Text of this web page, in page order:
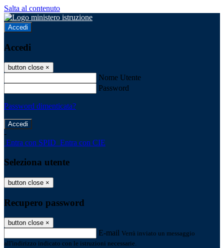
Salta al contenuto
Accedi
Accedi
button close ×
Nome Utente
Password
Password dimenticata?
-
Entra con SPID Entra con CIE
Seleziona utente
button close ×
Recupero password
button close ×
E-mail Verrà inviato un messaggio
all'indirizzo indicato con le istruzioni necessarie.